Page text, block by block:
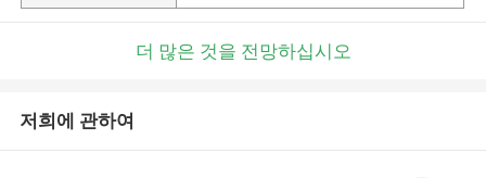
더 많은 것을 전망하십시오
저희에 관하여